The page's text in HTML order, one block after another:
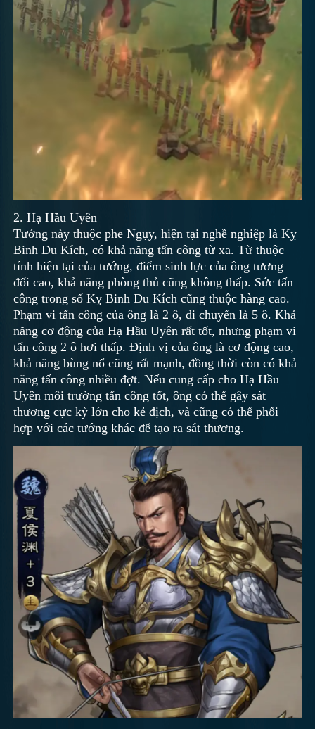
2. Hạ Hầu Uyên
Tướng này thuộc phe Ngụy, hiện tại nghề nghiệp là Kỵ
Binh Du Kích, có khả năng tấn công từ xa. Từ thuộc
tính hiện tại của tướng, điểm sinh lực của ông tương
đối cao, khả năng phòng thủ cũng không thấp. Sức tấn
công trong số Kỵ Binh Du Kích cũng thuộc hàng cao.
Phạm vi tấn công của ông là 2 ô, di chuyển là 5 ô. Khả
năng cơ động của Hạ Hầu Uyên rất tốt, nhưng phạm vi
tấn công 2 ô hơi thấp. Định vị của ông là cơ động cao,
khả năng bùng nổ cũng rất mạnh, đồng thời còn có khả
năng tấn công nhiều đợt. Nếu cung cấp cho Hạ Hầu
Uyên môi trường tấn công tốt, ông có thể gây sát
thương cực kỳ lớn cho kẻ địch, và cũng có thể phối
hợp với các tướng khác để tạo ra sát thương.